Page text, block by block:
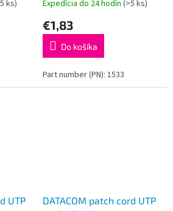
ks) Expedícia do 24 hodín (>5 ks)
€1,83
Do košíka
Part number (PN): 1533
UTP
DATACOM patch cord UTP